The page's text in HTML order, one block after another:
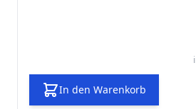
In den Warenkorb